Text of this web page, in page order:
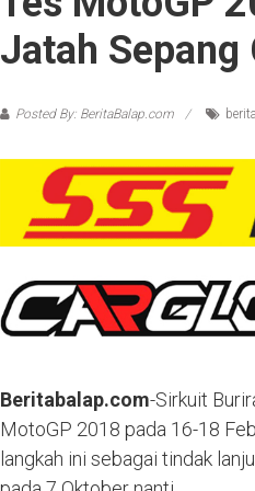
Jatah Sepang
Posted By: BeritaBalap.com
Beritabalap.com-Sirkuit
MotoGP 2018 pada 16-18
langkah ini sebagai tindak